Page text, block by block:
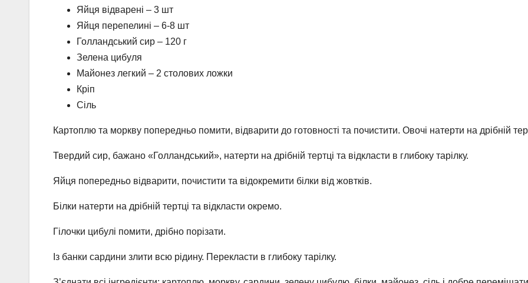
Яйця відварені – 3 шт
Яйця перепелині – 6-8 шт
Голландський сир – 120 г
Зелена цибуля
Майонез легкий – 2 столових ложки
Кріп
Сіль
Картоплю та моркву попередньо помити, відварити до готовності та почистити. Овочі натерти на дрібній
Твердий сир, бажано «Голландський», натерти на дрібній тертці та відкласти в глибоку тарілку.
Яйця попередньо відварити, почистити та відокремити білки від жовтків.
Білки натерти на дрібній тертці та відкласти окремо.
Гілочки цибулі помити, дрібно порізати.
Із банки сардини злити всю рідину. Перекласти в глибоку тарілку.